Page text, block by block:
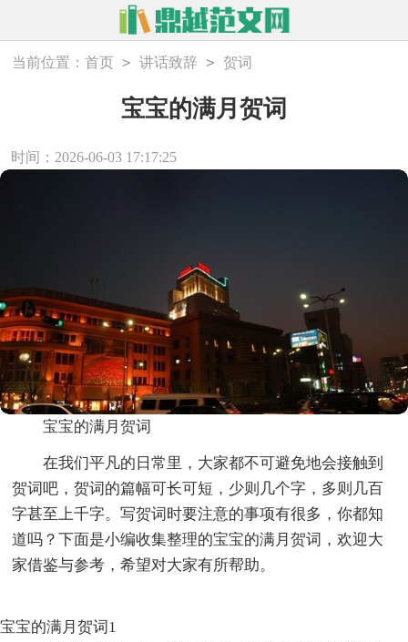
当前位置：首页 > 讲话致辞 > 贺词
宝宝的满月贺词
时间：2026-06-03 17:17:25
宝宝的满月贺词
在我们平凡的日常里，大家都不可避免地会接触到
贺词吧，贺词的篇幅可长可短，少则几个字，多则几百
字甚至上千字。写贺词时要注意的事项有很多，你都知
道吗？下面是小编收集整理的宝宝的满月贺词，欢迎大
家借鉴与参考，希望对大家有所帮助。
宝宝的满月贺词1